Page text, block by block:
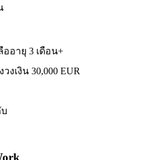
อายุ 3 เดือน+
งเงิน 30,000 EUR